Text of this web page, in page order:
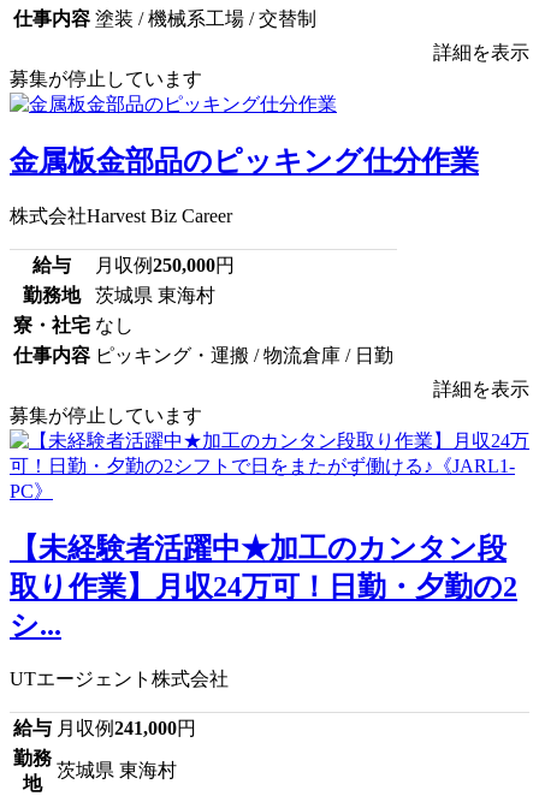
仕事内容 塗装 / 機械系工場 / 交替制
詳細を表示
募集が停止しています
金属板金部品のピッキング仕分作業
株式会社Harvest Biz Career
給与 月収例250,000円
勤務地
茨城県 東海村
寮・社宅 なし
仕事内容 ピッキング・運搬 / 物流倉庫 / 日勤
詳細を表示
募集が停止しています
【未経験者活躍中★加工のカンタン段
取り作業】月収24万可！日勤・夕勤の2
シ...
UTエージェント株式会社
給与 月収例241,000円
勤務
地
茨城県 東海村